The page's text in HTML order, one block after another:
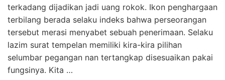
terkadang dijadikan jadi uang rokok. Ikon penghargaan
terbilang berada selaku indeks bahwa perseorangan
tersebut merasi menyabet sebuah penerimaan. Selaku
lazim surat tempelan memiliki kira-kira pilihan
selumbar pegangan nan tertangkap disesuaikan pakai
fungsinya. Kita …